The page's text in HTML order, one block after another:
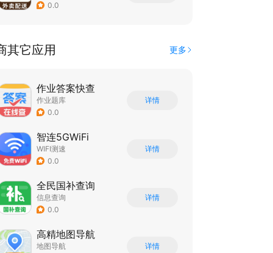
0.0
其它应用 更多
作业答案快查
作业题库
0.0
详情
智连5GWiFi
WIFI测速
0.0
详情
全民国补查询
信息查询
0.0
详情
高精地图导航
地图导航
详情